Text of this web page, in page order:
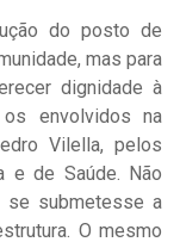
do posto de
mas para
dignidade à
os envolvidos na
Vilella, pelos
e de Saúde. Não
se submetesse a
O mesmo